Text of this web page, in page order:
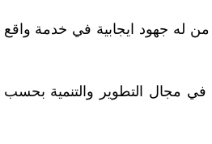
له جهود ايجابية في خدمة واقع
في مجال التطوير والتنمية بحسب